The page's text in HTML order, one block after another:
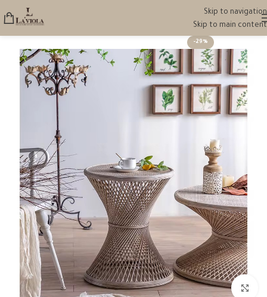
Skip to navigation
Skip to main content
-29%
انقر للتكبير